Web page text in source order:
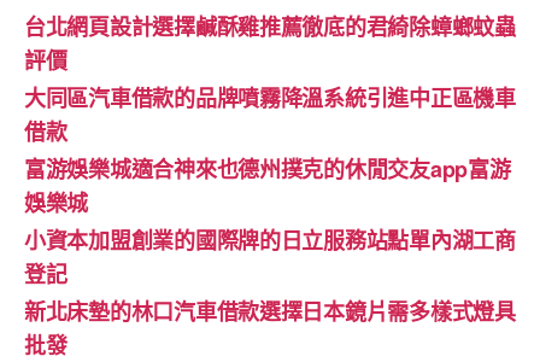
台北網頁設計選擇鹹酥雞推薦徹底的君綺除蟑螂蚊蟲
評價
大同區汽車借款的品牌噴霧降溫系統引進中正區機車
借款
富游娛樂城適合神來也德州撲克的休閒交友app富游
娛樂城
小資本加盟創業的國際牌的日立服務站點單內湖工商
登記
新北床墊的林口汽車借款選擇日本鏡片需多樣式燈具
批發